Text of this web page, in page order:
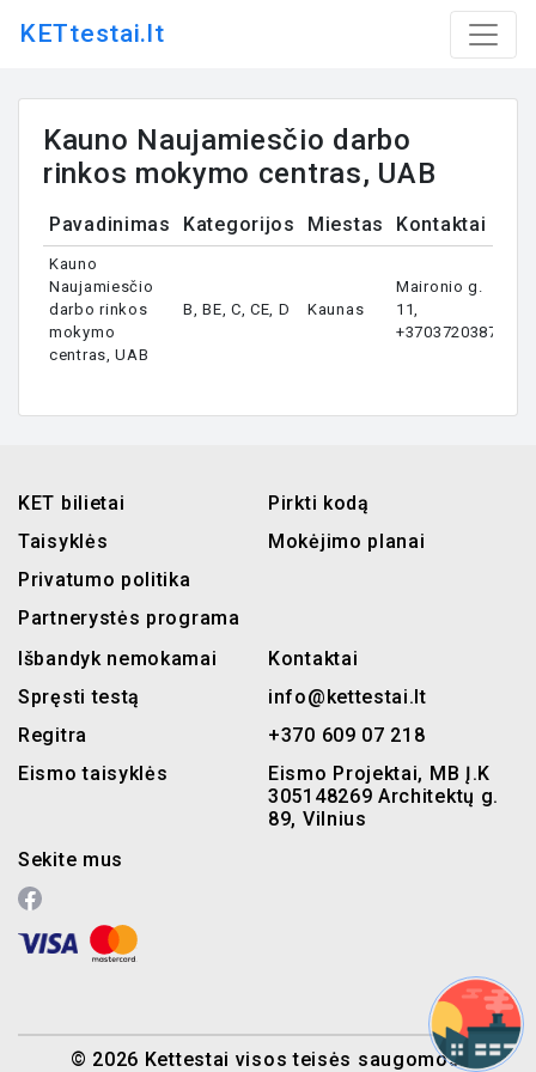
KETtestai.lt
Kauno Naujamiesčio darbo
rinkos mokymo centras, UAB
Pavadinimas Kategorijos Miestas Kontaktai
Kauno
Naujamiesčio
darbo rinkos
mokymo
centras, UAB
B, BE, C, CE, D Kaunas
Maironio g.
11,
+37037203877
KET bilietai
Taisyklės
Privatumo politika
Partnerystės programa
Pirkti kodą
Mokėjimo planai
Išbandyk nemokamai
Spręsti testą
Regitra
Eismo taisyklės
Sekite mus
Kontaktai
info@kettestai.lt
+370 609 07 218
Eismo Projektai, MB Į.K
305148269 Architektų g.
89, Vilnius
© 2026 Kettestai visos teisės saugomos.